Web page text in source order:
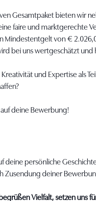
Gesamtpaket bieten wir
faire und marktgerechte
Mindestentgelt von €
bei uns wertgeschätzt und
und Expertise als
deine Bewerbung!
deine persönliche
Zusendung deiner
Vielfalt, setzen uns